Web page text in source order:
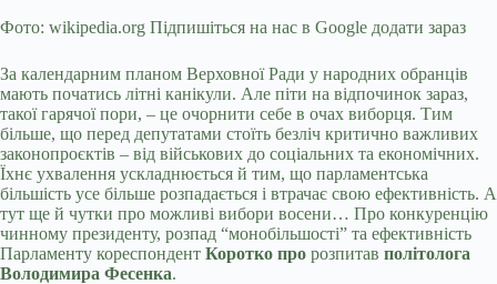
Фото: wikipedia.org Підпишіться на нас в Google додати зараз
За календарним планом Верховної Ради у народних обранців
мають початись літні канікули. Але піти на відпочинок зараз,
такої гарячої пори, – це очорнити себе в очах виборця. Тим
більше, що перед депутатами стоїть безліч критично важливих
законопроєктів – від військових до соціальних та економічних.
Їхнє ухвалення ускладнюється й тим, що парламентська
більшість усе більше розпадається і втрачає свою ефективність. А
тут ще й чутки про можливі вибори восени… Про конкуренцію
чинному президенту, розпад “монобільшості” та ефективність
Парламенту кореспондент Коротко про розпитав політолога
Володимира Фесенка.